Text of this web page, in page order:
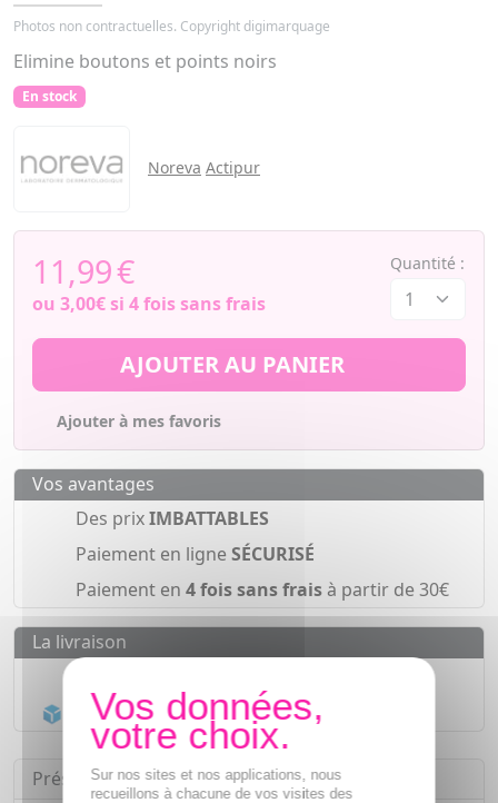
Photos non contractuelles. Copyright digimarquage
Elimine boutons et points noirs
En stock
Noreva Actipur
11,99€
ou 3,00€si 4 fois sans frais
Quantité :
AJOUTER AU PANIER
Ajouter à mes favoris
Vos avantages
Des prixIMBATTABLES
Paiement en ligneSÉCURISÉ
Paiement en 4 fois sans fraisà partir de 30€
La livraison
Acheminement Chronopost
PrésentationSur nos sites et nos applications, nous
recueillons à chacune de vos visites des